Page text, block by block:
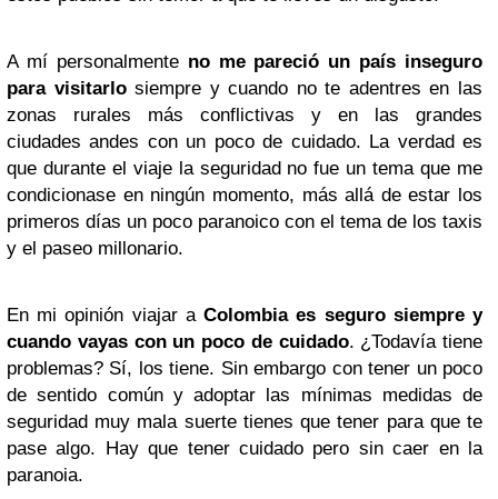
A mí personalmenteno me pareció un país inseguro
para visitarlosiempre y cuando no te adentres en las
zonas rurales más conflictivas y en las grandes
ciudades andes con un poco de cuidado. La verdad es
que durante el viaje la seguridad no fue un tema que me
condicionase en ningún momento, más allá de estar los
primeros días un poco paranoico con el tema de los taxis
y el paseo millonario.
En mi opinión viajar aColombia es seguro siempre y
cuando vayas con un poco de cuidado. ¿Todavía tiene
problemas? Sí, los tiene. Sin embargo con tener un poco
de sentido común y adoptar las mínimas medidas de
seguridad muy mala suerte tienes que tener para que te
pase algo. Hay que tener cuidado pero sin caer en la
paranoia.